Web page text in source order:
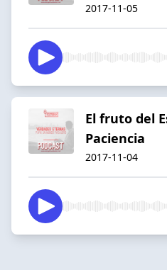
2017-11-05
El fruto del
Paciencia
2017-11-04